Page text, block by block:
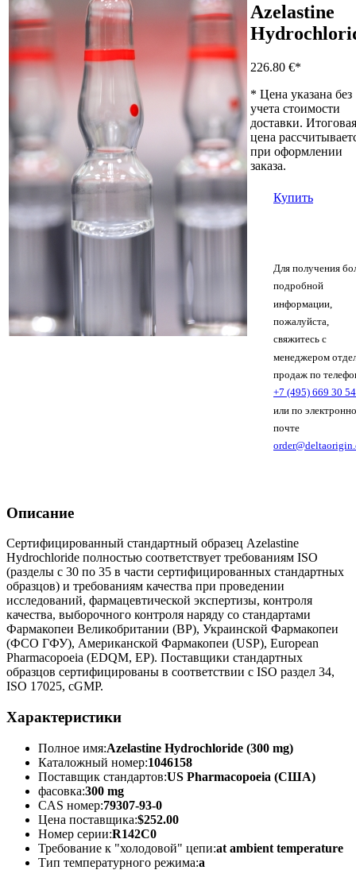
Azelastine
226.80 €*
* Цена указана без
учета стоимости
доставки. Итоговая
цена
при оформлении
заказа.
Купить
Для получения
подробной
информации,
пожалуйста,
свяжитесь с
менеджером
продаж по
+7 (495) 669 30 54
или по
почте
Описание
Сертифицированный стандартный образец Azelastine
Hydrochloride полностью соответствует требованиям ISO
(разделы с 30 по 35 в части сертифицированных стандартных
образцов) и требованиям качества при проведении
исследований, фармацевтической экспертизы, контроля
качества, выборочного контроля наряду со стандартами
Фармакопеи Великобритании (BP), Украинской Фармакопеи
(ФСО ГФУ), Американской Фармакопеи (USP), European
Pharmacopoeia (EDQM, EP). Поставщики стандартных
образцов сертифицированы в соответствии с ISO раздел 34,
ISO 17025, cGMP.
Характеристики
Полное имя:Azelastine Hydrochloride (300 mg)
Каталожный номер:1046158
Поставщик стандартов:US Pharmacopoeia (США)
фасовка:300 mg
CAS номер:79307-93-0
Цена поставщика:$252.00
Номер серии:R142C0
Требование к "холодовой" цепи:at ambient temperature
Тип температурного режима:a